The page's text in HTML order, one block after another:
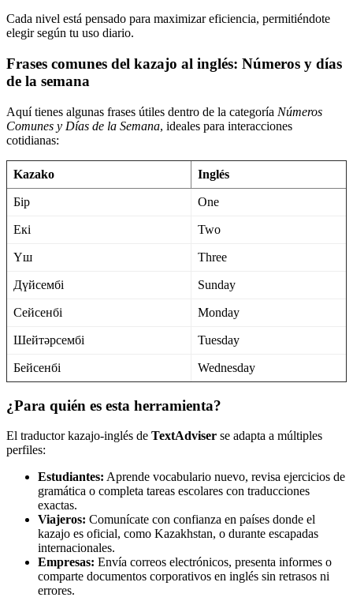
Cada nivel está pensado para maximizar eficiencia, permitiéndote
elegir según tu uso diario.
Frases comunes del kazajo al inglés: Números y días
de la semana
Aquí tienes algunas frases útiles dentro de la categoría Números
Comunes y Días de la Semana, ideales para interacciones
cotidianas:
Kazako Inglés
Бір One
Екі Two
Үш Three
Дүйсембі Sunday
Сейсенбі Monday
Шейтәрсембі Tuesday
Бейсенбі Wednesday
¿Para quién es esta herramienta?
El traductor kazajo-inglés de TextAdviser se adapta a múltiples
perfiles:
Estudiantes: Aprende vocabulario nuevo, revisa ejercicios de
gramática o completa tareas escolares con traducciones
exactas.
Viajeros: Comunícate con confianza en países donde el
kazajo es oficial, como Kazakhstan, o durante escapadas
internacionales.
Empresas: Envía correos electrónicos, presenta informes o
comparte documentos corporativos en inglés sin retrasos ni
errores.